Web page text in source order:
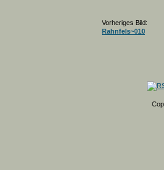
Vorheriges Bild:
Rahnfels~010